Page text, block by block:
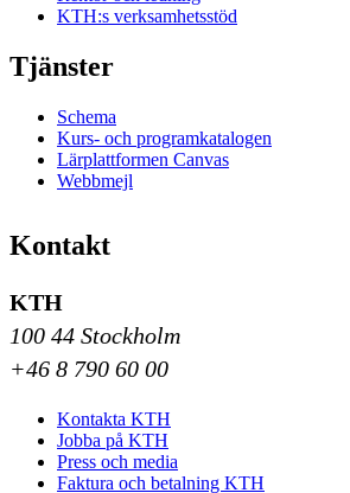
KTH:s verksamhetsstöd
Tjänster
Schema
Kurs- och programkatalogen
Lärplattformen Canvas
Webbmejl
Kontakt
KTH
100 44 Stockholm
+46 8 790 60 00
Kontakta KTH
Jobba på KTH
Press och media
Faktura och betalning KTH